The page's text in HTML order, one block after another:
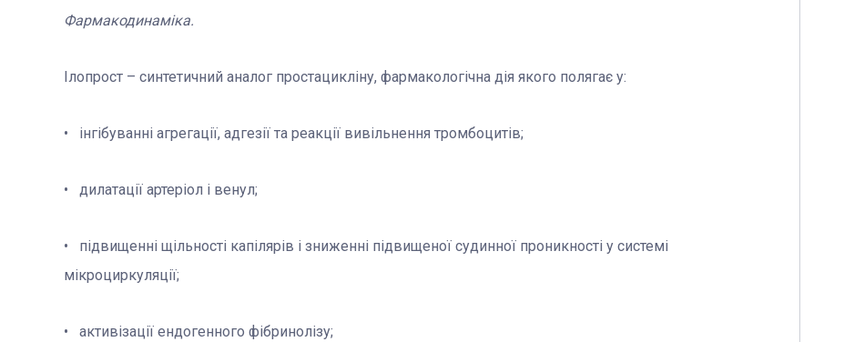
Фармакодинаміка.
Ілопрост – синтетичний аналог простацикліну, фармакологічна дія якого полягає у:
• інгібуванні агрегації, адгезії та реакції вивільнення тромбоцитів;
• дилатації артеріол і венул;
• підвищенні щільності капілярів і зниженні підвищеної судинної проникності у системі
мікроциркуляції;
• активізації ендогенного фібринолізу;